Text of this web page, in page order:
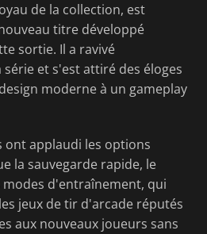
de la collection, est
titre développé
sortie. Il a ravivé
et s'est attiré des éloges
moderne à un gameplay
ont applaudi les options
la sauvegarde rapide, le
d'entraînement, qui
jeux de tir d'arcade réputés
aux nouveaux joueurs sans